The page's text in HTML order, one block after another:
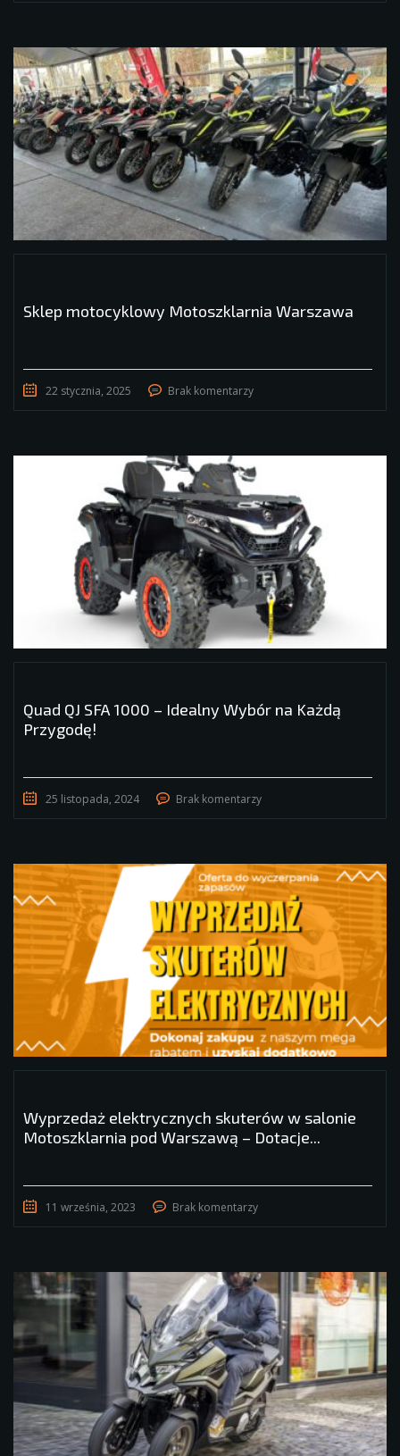
Sklep motocyklowy Motoszklarnia Warszawa
22 stycznia, 2025 Brak komentarzy
Quad QJ SFA 1000 – Idealny Wybór na Każdą
Przygodę!
25 listopada, 2024 Brak komentarzy
Wyprzedaż elektrycznych skuterów w salonie
Motoszklarnia pod Warszawą – Dotacje...
11 września, 2023 Brak komentarzy